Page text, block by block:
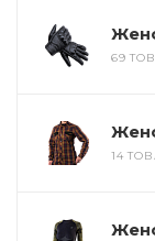
69
14